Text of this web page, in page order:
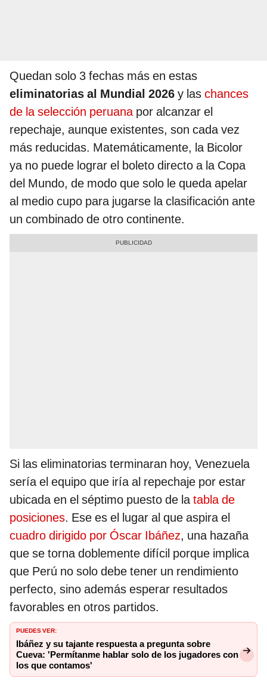
Quedan solo 3 fechas más en estas
eliminatorias al Mundial 2026 y las chances
de la selección peruanapor alcanzar el
repechaje, aunque existentes, son cada vez
más reducidas. Matemáticamente, la Bicolor
ya no puede lograr el boleto directo a la Copa
del Mundo, de modo que solo le queda apelar
al medio cupo para jugarse la clasificación ante
un combinado de otro continente.
Si las eliminatorias terminaran hoy, Venezuela
sería el equipo que iría al repechaje por estar
ubicada en el séptimo puesto de latabla de
posiciones. Ese es el lugar al que aspira el
cuadro dirigido por Óscar Ibáñez, una hazaña
que se torna doblemente difícil porque implica
que Perú no solo debe tener un rendimiento
perfecto, sino además esperar resultados
favorables en otros partidos.
PUEDES VER:
Ibáñez y su tajante respuesta a pregunta sobre
Cueva: 'Permítanme hablar solo de los jugadores con
los que contamos'